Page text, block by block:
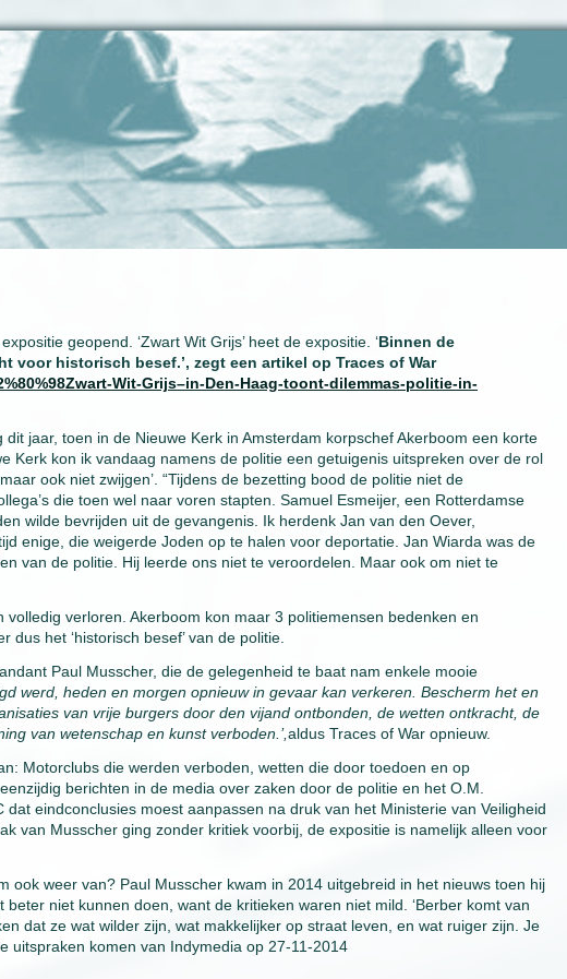
geopend. ‘Zwart Wit Grijs’ heet de expositie. ‘Binnen de
voor historisch besef.’, zegt een artikel op Traces of War
Wit-Grijs–in-Den-Haag-toont-dilemmas-politie-in-
jaar, toen in de Nieuwe Kerk in Amsterdam korpschef Akerboom een korte
Kerk kon ik vandaag namens de politie een getuigenis uitspreken over de rol
ook niet zwijgen’. “Tijdens de bezetting bood de politie niet de
die toen wel naar voren stapten. Samuel Esmeijer, een Rotterdamse
wilde bevrijden uit de gevangenis. Ik herdenk Jan van den Oever,
enige, die weigerde Joden op te halen voor deportatie. Jan Wiarda was de
van de politie. Hij leerde ons niet te veroordelen. Maar ook om niet te
verloren. Akerboom kon maar 3 politiemensen bedenken en
het ‘historisch besef’ van de politie.
Paul Musscher, die de gelegenheid te baat nam enkele mooie
werd, heden en morgen opnieuw in gevaar kan verkeren. Bescherm het en
van vrije burgers door den vijand ontbonden, de wetten ontkracht, de
van wetenschap en kunst verboden.’,aldus Traces of War opnieuw.
Motorclubs die werden verboden, wetten die door toedoen en op
berichten in de media over zaken door de politie en het O.M.
eindconclusies moest aanpassen na druk van het Ministerie van Veiligheid
van Musscher ging zonder kritiek voorbij, de expositie is namelijk alleen voor
ook weer van? Paul Musscher kwam in 2014 uitgebreid in het nieuws toen hij
niet kunnen doen, want de kritieken waren niet mild. ‘Berber komt van
dat ze wat wilder zijn, wat makkelijker op straat leven, en wat ruiger zijn. Je
uitspraken komen van Indymedia op 27-11-2014